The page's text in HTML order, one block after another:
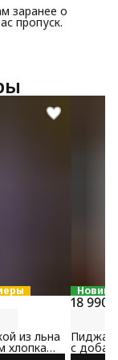
заранее о
пропуск.
из льна
хлопка
18 990 ₽
Пиджак
с